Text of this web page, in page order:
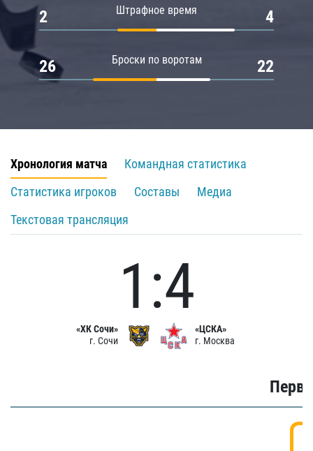
Штрафное время
2 4
Броски по воротам
26 22
Хронология матча
Командная статистика
Статистика игроков
Составы
Медиа
Текстовая трансляция
«ХК Сочи»
г. Сочи
1:4
«ЦСКА»
г. Москва